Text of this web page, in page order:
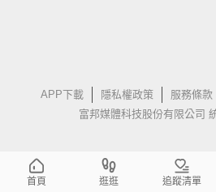
APP下載 隱私權政策 服務條款
富邦媒體科技股份有限公司
首頁 逛逛 追蹤清單